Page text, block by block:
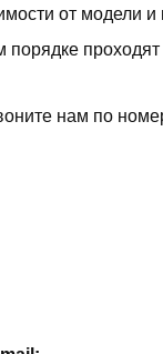
от модели и
проходят
нам по